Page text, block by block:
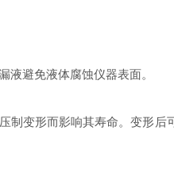
避免液体腐蚀仪器表面。
变形而影响其寿命。变形后